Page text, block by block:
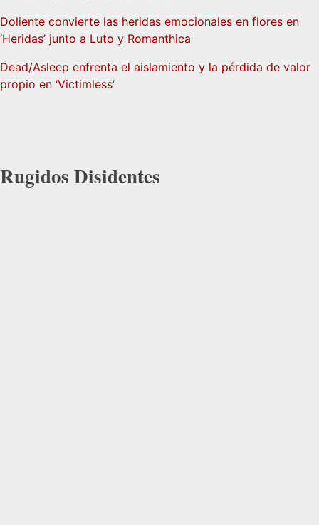
Doliente convierte las heridas emocionales en flores en
‘Heridas’ junto a Luto y Romanthica
Dead/Asleep enfrenta el aislamiento y la pérdida de valor
propio en ‘Victimless’
Rugidos Disidentes